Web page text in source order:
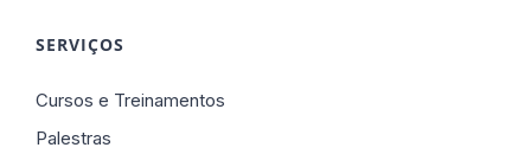
SERVIÇOS
Cursos e Treinamentos
Palestras